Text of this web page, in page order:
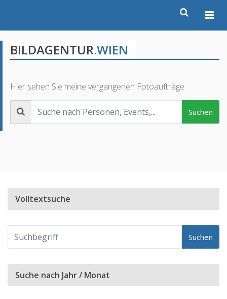
BILDAGENTUR.WIEN
Hier sehen Sie meine vergangenen Fotoaufträge
Suchen
Volltextsuche
Suchen
Suche nach Jahr / Monat